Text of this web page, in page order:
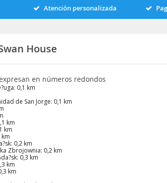
Atención personalizada
House
en números redondos
0,1 km
de San Jorge: 0,1 km
km
km
0,2 km
Zbrojownia: 0,2 km
0,3 km
km
km